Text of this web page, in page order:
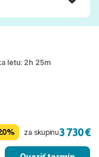
letu: 2h 25m
za skupinu3 730 €